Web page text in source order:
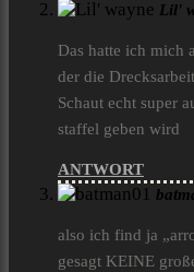
Lil'
Das hatte ich mich
der die
Schaut echt super
staffel geben wird
ANTWORT
also ich find ja
gesagt KEINE